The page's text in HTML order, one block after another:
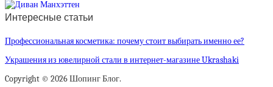
Интересные статьи
Профессиональная косметика: почему стоит выбирать именно ее?
Украшения из ювелирной стали в интернет-магазине Ukrashaki
Copyright © 2026 Шопинг Блог.